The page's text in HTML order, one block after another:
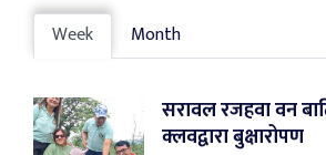
Week Month
सरावल रजहवा वन
क्लवद्वारा बुक्षारोपण